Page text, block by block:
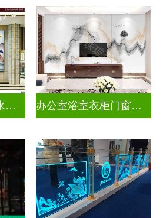
酒店装饰屏风隔断水墨山水画玻璃 办公室浴室衣柜门窗户山水画玻璃